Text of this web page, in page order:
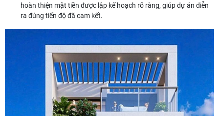
hoàn thiện mặt tiền được lập kế hoạch rõ ràng, giúp dự án diễn
ra đúng tiến độ đã cam kết.